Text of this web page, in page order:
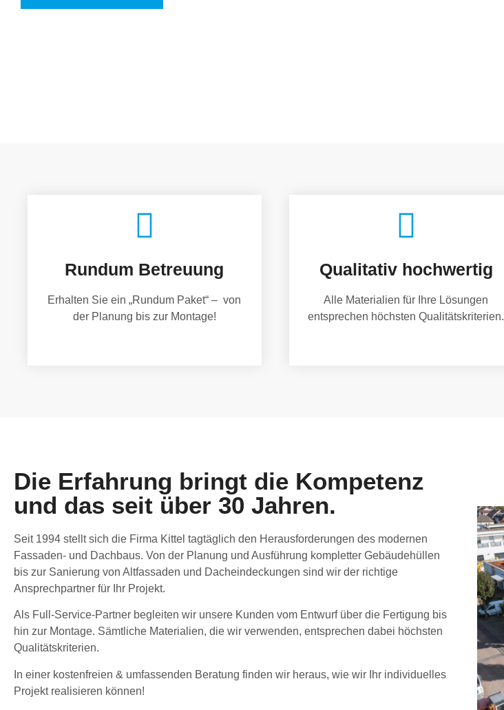
Rundum Betreuung
Erhalten Sie ein „Rundum Paket“ – von
der Planung bis zur Montage!
Qualitativ hochwertig
Alle Materialien für Ihre Lösungen
entsprechen höchsten Qualitätskriterien.
Die Erfahrung bringt die Kompetenz
und das seit über 30 Jahren.
Seit 1994 stellt sich die Firma Kittel tagtäglich den Herausforderungen des modernen
Fassaden- und Dachbaus. Von der Planung und Ausführung kompletter Gebäudehüllen
bis zur Sanierung von Altfassaden und Dacheindeckungen sind wir der richtige
Ansprechpartner für Ihr Projekt.
Als Full-Service-Partner begleiten wir unsere Kunden vom Entwurf über die Fertigung bis
hin zur Montage. Sämtliche Materialien, die wir verwenden, entsprechen dabei höchsten
Qualitätskriterien.
In einer kostenfreien & umfassenden Beratung finden wir heraus, wie wir Ihr individuelles
Projekt realisieren können!